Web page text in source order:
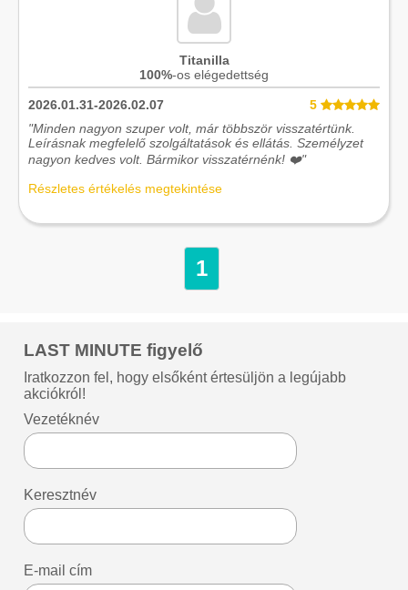
Titanilla
100%-os elégedettség
2026.01.31-2026.02.07
5
"Minden nagyon szuper volt, már többször visszatértünk.
Leírásnak megfelelő szolgáltatások és ellátás. Személyzet
nagyon kedves volt. Bármikor visszatérnénk! ❤️"
Részletes értékelés megtekintése
1
LAST MINUTE figyelő
Iratkozzon fel, hogy elsőként értesüljön a legújabb
akciókról!
Vezetéknév
Keresztnév
E-mail cím